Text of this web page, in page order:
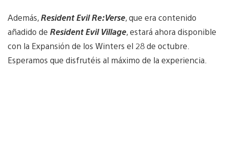
Además,Resident Evil Re:Verse, que era contenido
añadido de Resident Evil Village, estará ahora disponible
con la Expansión de los Winters el 28 de octubre.
Esperamos que disfrutéis al máximo de la experiencia.